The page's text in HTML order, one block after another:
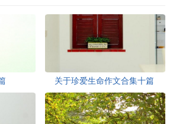
关于珍爱生命作文合集十篇